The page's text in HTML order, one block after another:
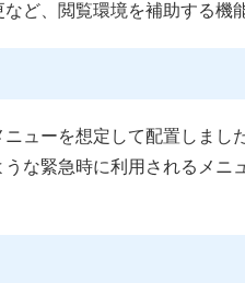
ど、閲覧環境を補助する機
ューを想定して配置しまし
な緊急時に利用されるメニ